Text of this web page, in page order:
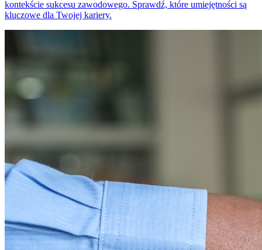
kontekście sukcesu zawodowego. Sprawdź, które umiejętności są
kluczowe dla Twojej kariery.